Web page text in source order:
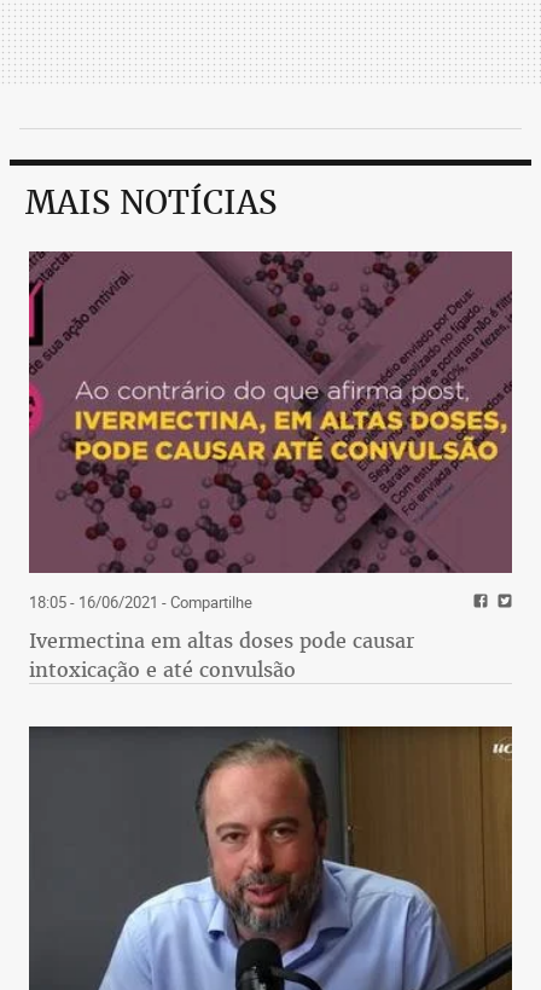
MAIS NOTÍCIAS
18:05 - 16/06/2021 - Compartilhe
Ivermectina em altas doses pode causar
intoxicação e até convulsão